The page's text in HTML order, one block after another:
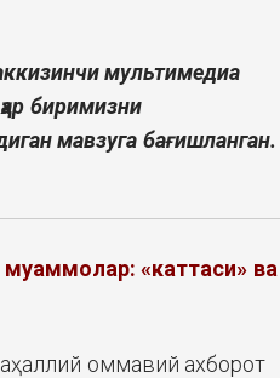
мультимедиа
биримизни
мавзуга бағишланган.
муаммолар:«каттаси» ва
оммавий ахборот